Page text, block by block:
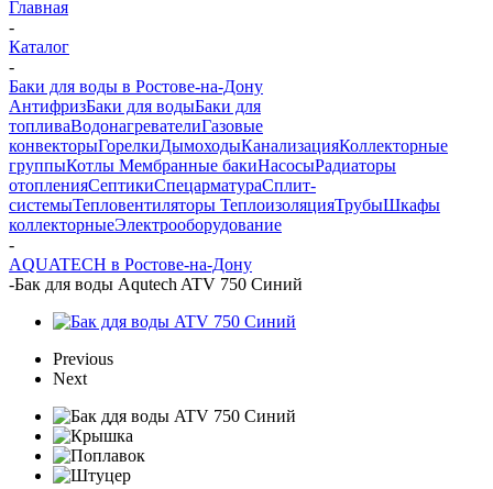
Главная
-
Каталог
-
Баки для воды в Ростове-на-Дону
АнтифризБаки для водыБаки для
топливаВодонагревателиГазовые
конвекторыГорелкиДымоходыКанализацияКоллекторные
группыКотлы Мембранные бакиНасосыРадиаторы
отопленияСептикиСпецарматураСплит-
системыТепловентиляторы ТеплоизоляцияТрубыШкафы
коллекторныеЭлектрооборудование
-
AQUATECH в Ростове-на-Дону
-Бак для воды Aqutech ATV 750 Синий
Previous
Next